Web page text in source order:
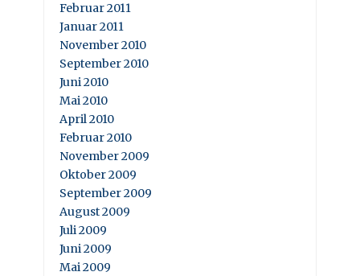
Februar 2011
Januar 2011
November 2010
September 2010
Juni 2010
Mai 2010
April 2010
Februar 2010
November 2009
Oktober 2009
September 2009
August 2009
Juli 2009
Juni 2009
Mai 2009